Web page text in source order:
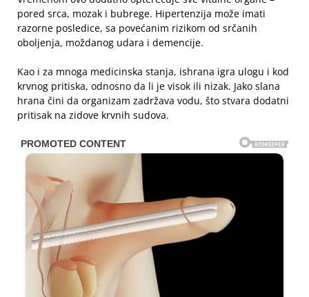
pored srca, mozak i bubrege. Hipertenzija može imati
razorne posledice, sa povećanim rizikom od srčanih
oboljenja, moždanog udara i demencije.
Kao i za mnoga medicinska stanja, ishrana igra ulogu i kod
krvnog pritiska, odnosno da li je visok ili nizak. Jako slana
hrana čini da organizam zadržava vodu, što stvara dodatni
pritisak na zidove krvnih sudova.